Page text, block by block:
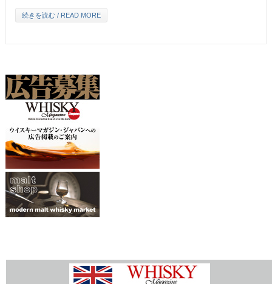
続きを読む / READ MORE